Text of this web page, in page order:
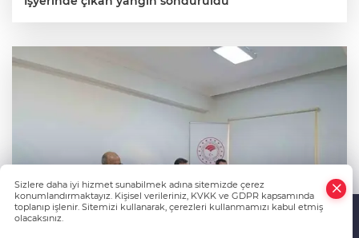
Sizlere daha iyi hizmet sunabilmek adına sitemizde çerez
konumlandırmaktayız. Kişisel verileriniz, KVKK ve GDPR kapsamında
toplanıp işlenir. Sitemizi kullanarak, çerezleri kullanmamızı kabul etmiş
olacaksınız.